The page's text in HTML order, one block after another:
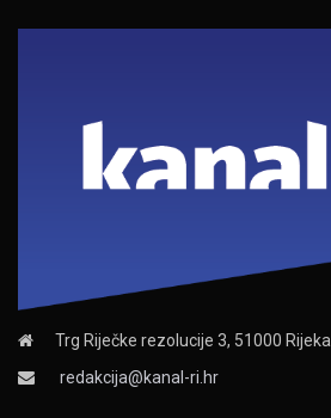
Trg Riječke rezolucije 3, 51000 Rijeka
redakcija@kanal-ri.hr